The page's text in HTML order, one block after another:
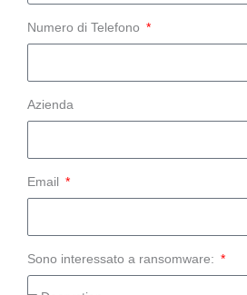
Numero di Telefono
Azienda
Email
Sono interessato a ransomware: